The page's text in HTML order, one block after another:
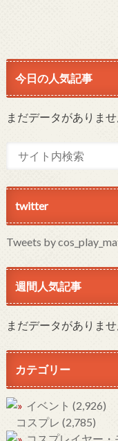
今日の人気記事
まだデータがありませ
twitter
Tweets by
週間人気記事
まだデータがありませ
カテゴリー
イベント (2,926)
コスプレ (2,785)